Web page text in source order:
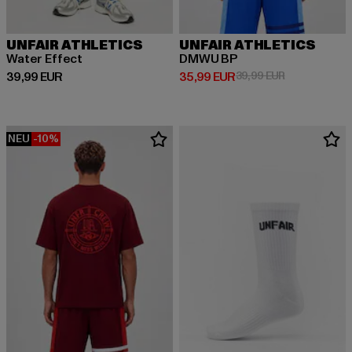
UNFAIR ATHLETICS
Water Effect
39,99 EUR
Derzeitiger Preis: 39,99 EUR
UNFAIR ATHLETICS
DMWU BP
35,99 EUR
Derzeitiger Preis: 35,99 EUR
39,99 EURAktionspreis:
NEU -10%